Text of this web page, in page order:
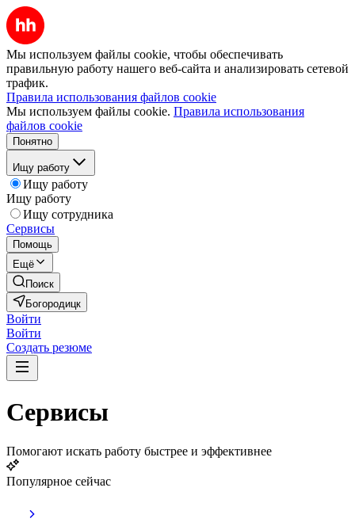
Мы используем файлы cookie, чтобы обеспечивать
правильную работу нашего веб-сайта и анализировать сетевой
трафик.
Правила использования файлов cookie
Мы используем файлы cookie. Правила использования
файлов cookie
Понятно
Ищу работу
Ищу работу
Ищу работу
Ищу сотрудника
Сервисы
Помощь
Ещё
Поиск
Богородицк
Войти
Войти
Создать резюме
Сервисы
Помогают искать работу быстрее и эффективнее
Популярное сейчас